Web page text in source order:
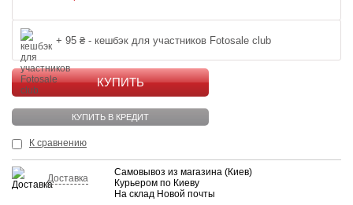
+ 95 ₴ - кешбэк для участников Fotosale club
КУПИТЬ
КУПИТЬ В КРЕДИТ
К сравнению
Доставка
Самовывоз из магазина (Киев)
Курьером по Киеву
На склад Новой почты